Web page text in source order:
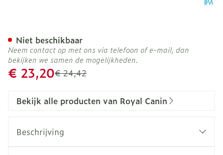
Adviesprijs
€ 24,42
Promotie prijs
€ 23,20
Niet beschikbaar
Neem contact op met ons via telefoon of e-mail, dan
bekijken we samen de mogelijkheden.
Bekijk alle producten van Royal Canin
Beschrijving